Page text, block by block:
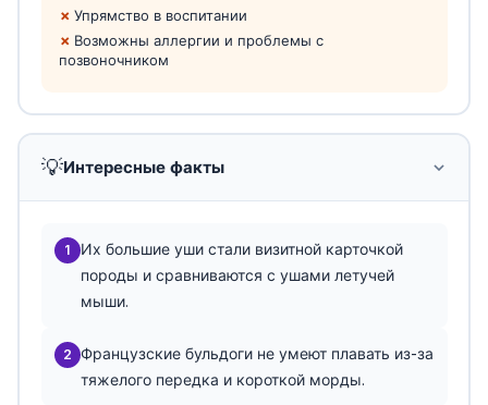
Упрямство в воспитании
Возможны аллергии и проблемы с
позвоночником
💡Интересные факты
1
Их большие уши стали визитной карточкой
породы и сравниваются с ушами летучей
мыши.
2 Французские бульдоги не умеют плавать из-за
тяжелого передка и короткой морды.